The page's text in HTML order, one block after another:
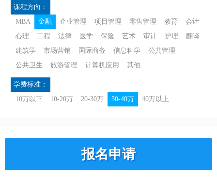
课程方向：
MBA
金融 企业管理 项目管理 零售管理 教育
会计
心理
工程 法律 医学 保险 艺术 审计 护理
翻译
建筑学
市场营销 国际商务 信息科学
公共管理
公共卫生
旅游管理 计算机应用 其他
学费标准：
10万以下
10-20万 20-30万 30-40万 40万以上
报名申请